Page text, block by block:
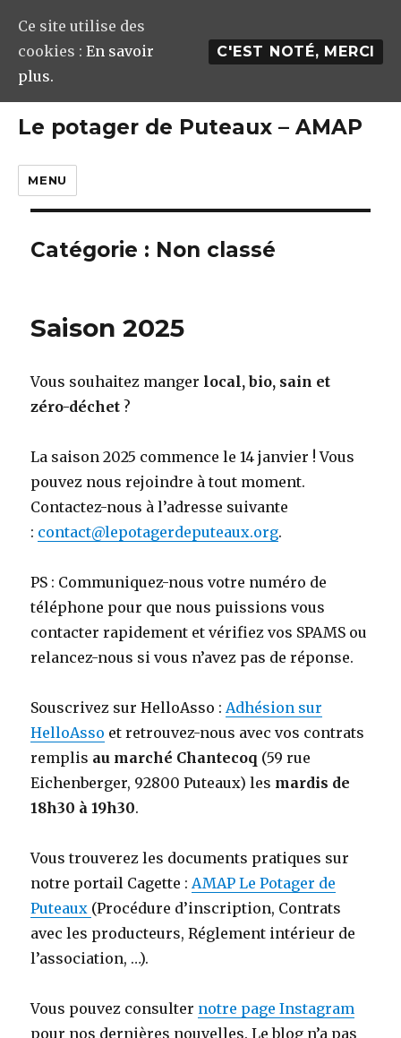
Le potager de Puteaux – AMAP
MENU
Catégorie : Non classé
Saison 2025
Vous souhaitez manger local, bio, sain et
zéro-déchet ?
La saison 2025 commence le 14 janvier ! Vous
pouvez nous rejoindre à tout moment.
Contactez-nous à l’adresse suivante
: contact@lepotagerdeputeaux.org.
PS : Communiquez-nous votre numéro de
téléphone pour que nous puissions vous
contacter rapidement et vérifiez vos SPAMS ou
relancez-nous si vous n’avez pas de réponse.
Souscrivez sur HelloAsso :Adhésion sur
HelloAsso et retrouvez-nous avec vos contrats
remplis au marché Chantecoq (59 rue
Eichenberger, 92800 Puteaux) les mardis de
18h30 à 19h30.
Vous trouverez les documents pratiques sur
notre portail Cagette :AMAP Le Potager de
Puteaux (Procédure d’inscription, Contrats
avec les producteurs, Réglement intérieur de
l’association, …).
Vous pouvez consulter notre page Instagram
pour nos dernières nouvelles. Le blog n’a pas
Ce site utilise des
cookies : En savoir
plus.
C'EST NOTÉ, MERCI